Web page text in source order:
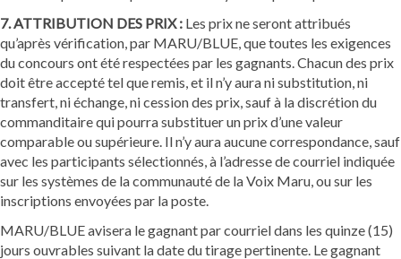
7. ATTRIBUTION DES PRIX : Les prix ne seront attribués
qu’après vérification, par MARU/BLUE, que toutes les exigences
du concours ont été respectées par les gagnants. Chacun des prix
doit être accepté tel que remis, et il n’y aura ni substitution, ni
transfert, ni échange, ni cession des prix, sauf à la discrétion du
commanditaire qui pourra substituer un prix d’une valeur
comparable ou supérieure. Il n’y aura aucune correspondance, sauf
avec les participants sélectionnés, à l’adresse de courriel indiquée
sur les systèmes de la communauté de la Voix Maru, ou sur les
inscriptions envoyées par la poste.
MARU/BLUE avisera le gagnant par courriel dans les quinze (15)
jours ouvrables suivant la date du tirage pertinente. Le gagnant